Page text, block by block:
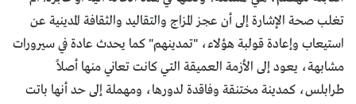
تغلب صحة الإشارة إلى أن عجز المزاج والتقاليد والثقافة المدينية عن
استيعاب وإعادة قولبة هؤلاء، "تمدينهم" كما يحدث عادة في سيرورات
مشابهة، يعود إلى الأزمة العميقة التي كانت تعاني منها أصلاً
طرابلس، كمدينة مختنقة وفاقدة لدورها، ومهملة إلى حد أنها باتت